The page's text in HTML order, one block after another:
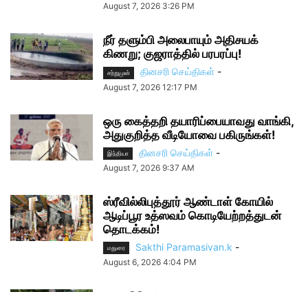
August 7, 2026 3:26 PM
நீர் தளும்பி அலைபாயும் அதிசயக்
கிணறு; குஜராத்தில் பரபரப்பு!
சற்றுமுன் தினசரி செய்திகள் -
August 7, 2026 12:17 PM
ஒரு கைத்தறி தயாரிப்பையாவது வாங்கி,
அதுகுறித்த வீடியோவை பகிருங்கள்!
இந்தியா தினசரி செய்திகள் -
August 7, 2026 9:37 AM
ஸ்ரீவில்லிபுத்தூர் ஆண்டாள் கோயில்
ஆடிப்பூர உத்ஸவம் கொடியேற்றத்துடன்
தொடக்கம்!
மதுரை Sakthi Paramasivan.k -
August 6, 2026 4:04 PM